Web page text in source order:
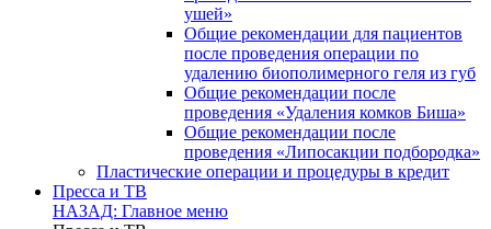
ушей»
Общие рекомендации для пациентов
после проведения операции по
удалению биополимерного геля из губ
Общие рекомендации после
проведения «Удаления комков Биша»
Общие рекомендации после
проведения «Липосакции подбородка»
Пластические операции и процедуры в кредит
Пресса и ТВ
НАЗАД: Главное меню